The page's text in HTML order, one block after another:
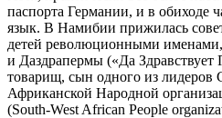
паспорта Германии, и в обиходе
язык. В Намибии прижилась
детей революционными
и Даздрапермы («Да
товарищ, сын одного из лидеров
Африканской Народной
(South-West African People